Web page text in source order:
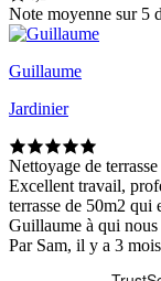
Note moyenne sur 5
Guillaume
Jardinier
Nettoyage de
Excellent travail,
terrasse de 50m2 qui
Guillaume à qui
Par Sam, il y a 3 mois